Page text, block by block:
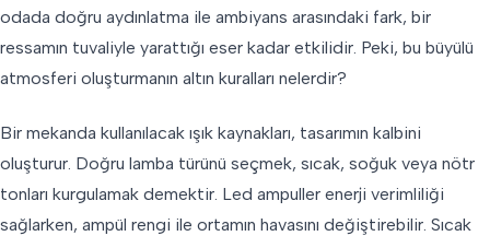
odada doğru aydınlatma ile ambiyans arasındaki fark, bir
ressamın tuvaliyle yarattığı eser kadar etkilidir. Peki, bu büyülü
atmosferi oluşturmanın altın kuralları nelerdir?
Bir mekanda kullanılacak ışık kaynakları, tasarımın kalbini
oluşturur. Doğru lamba türünü seçmek, sıcak, soğuk veya nötr
tonları kurgulamak demektir. Led ampuller enerji verimliliği
sağlarken, ampül rengi ile ortamın havasını değiştirebilir. Sıcak